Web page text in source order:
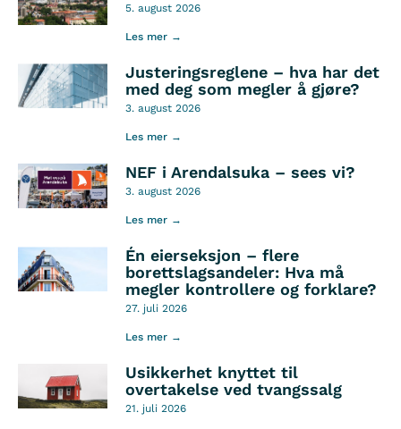
5. august 2026
Les mer →
Justeringsreglene – hva har det
med deg som megler å gjøre?
3. august 2026
Les mer →
NEF i Arendalsuka – sees vi?
3. august 2026
Les mer →
Én eierseksjon – flere
borettslagsandeler: Hva må
megler kontrollere og forklare?
27. juli 2026
Les mer →
Usikkerhet knyttet til
overtakelse ved tvangssalg
21. juli 2026